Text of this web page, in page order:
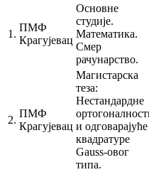
1.
ПМФ
Крагујевац
Основне
студије.
Математика.
Смер
рачунарство.
2.
ПМФ
Крагујевац
Магистарска
теза:
Нестандардне
и одговарајуће
квадратуре
Gauss-овог
типа.